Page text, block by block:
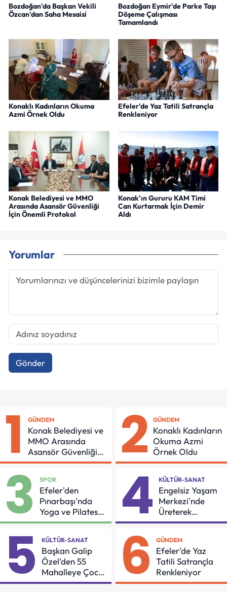
Bozdoğan'da Başkan Vekili
Özcan'dan Saha Mesaisi
Bozdoğan Eymir'de Parke Taşı
Döşeme Çalışması
Tamamlandı
Konaklı Kadınların Okuma
Azmi Örnek Oldu
Efeler'de Yaz Tatili Satrançla
Renkleniyor
Konak Belediyesi ve MMO
Arasında Asansör Güvenliği
İçin Önemli Protokol
Konak'ın Gururu KAM Timi
Can Kurtarmak İçin Demir
Aldı
Yorumlar
Gönder
1 GÜNDEM
Konak Belediyesi ve
MMO Arasında
Asansör Güvenliği
İçin Önemli Protokol
2 GÜNDEM
Konaklı Kadınların
Okuma Azmi
Örnek Oldu
3 SPOR
Efeler'den
Pınarbaşı'nda
Yoga ve Pilates
Buluşması
4 KÜLTÜR-SANAT
Engelsiz Yaşam
Merkezi'nde
Üreterek
Güçleniyorlar
5 KÜLTÜR-SANAT
Başkan Galip
Özel'den 55
Mahalleye Çocuk
Şenliği
6 GÜNDEM
Efeler'de Yaz
Tatili Satrançla
Renkleniyor